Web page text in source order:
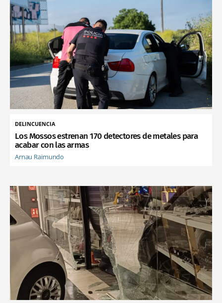
DELINCUENCIA
Los Mossos estrenan 170 detectores de metales para
acabar con las armas
Arnau Raimundo